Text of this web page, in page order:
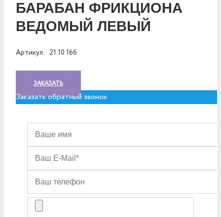
БАРАБАН ФРИКЦИОНА
ВЕДОМЫЙ ЛЕВЫЙ
Артикул: 21.10.166
ЗАКАЗАТЬ
Заказать обратный звонок